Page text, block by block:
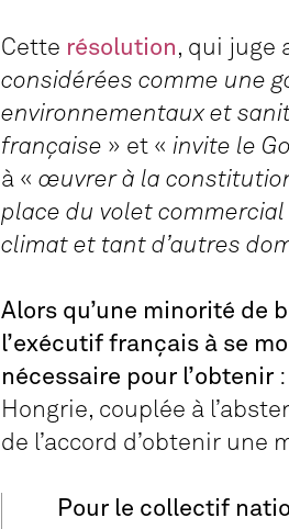
Cette résolution, qui juge
considérées comme une
environnementaux et
française » et « invite le
à « œuvrer à la
place du volet
climat et tant d’autres
Alors qu’une minorité de
l’exécutif français à se
nécessaire pour l’obtenir
Hongrie, couplée à
de l’accord d’obtenir une
Pour le collectif